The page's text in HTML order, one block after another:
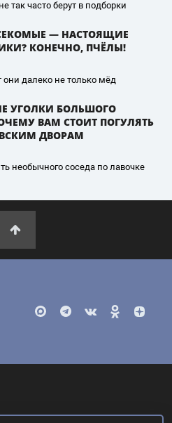
так часто берут в подборки
— НАСТОЯЩИЕ
КОНЕЧНО, ПЧЁЛЫ!
они далеко не только мёд
УГОЛКИ БОЛЬШОГО
ВАМ СТОИТ ПОГУЛЯТЬ
ДВОРАМ
необычного соседа по лавочке